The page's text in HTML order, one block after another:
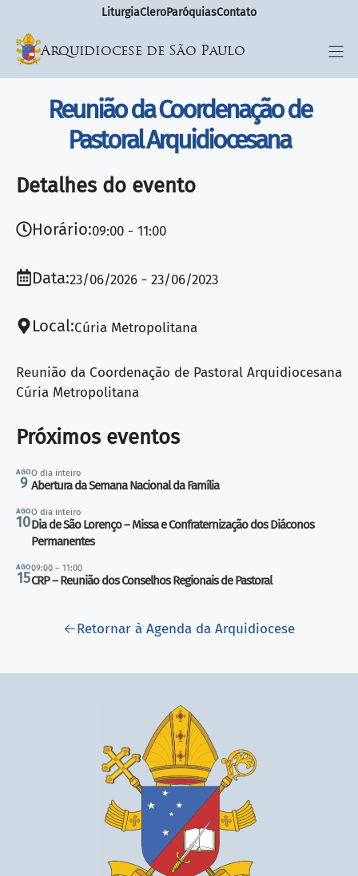
LiturgiaCleroParóquiasContato
Arquidiocese de São Paulo
Reunião da Coordenação de
Pastoral Arquidiocesana
Detalhes do evento
Horário:09:00 11:00
Data:23/06/2026 23/06/2023
Local:Cúria Metropolitana
Reunião da Coordenação de Pastoral Arquidiocesana
Cúria Metropolitana
Próximos eventos
AGO
9
O dia inteiro
Abertura da Semana Nacional da Família
AGO
10
O dia inteiro
Dia de São Lorenço – Missa e Confraternização dos Diáconos
Permanentes
AGO
15
09:00 – 11:00
CRP – Reunião dos Conselhos Regionais de Pastoral
Retornar à Agenda da Arquidiocese